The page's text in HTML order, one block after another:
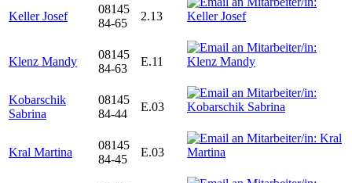
Keller Josef
08145
84-65
2.13
Klenz Mandy
08145
84-63
E.11
Kobarschik
Sabrina
08145
84-44
E.03
Kral Martina
08145
84-45
E.03